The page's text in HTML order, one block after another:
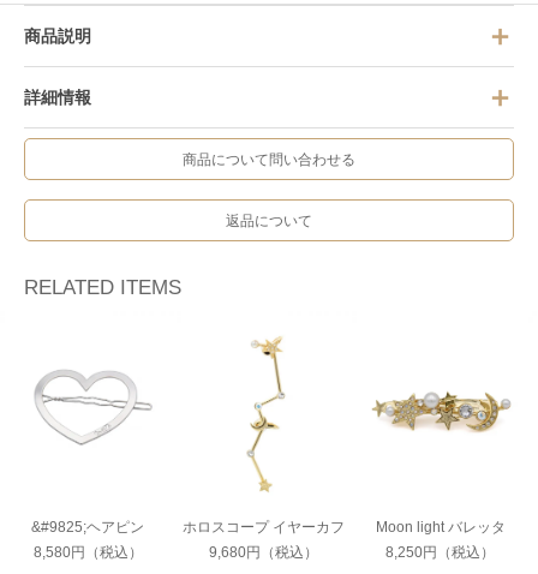
商品説明
詳細情報
商品について問い合わせる
返品について
RELATED ITEMS
&#9825;ヘアピン
8,580円（税込）
ホロスコープ イヤーカフ
9,680円（税込）
Moon light バレッタ
8,250円（税込）